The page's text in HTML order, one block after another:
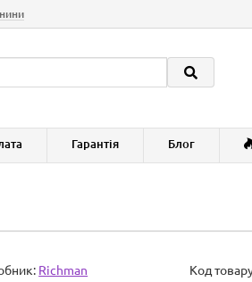
Гарантія Блог
Richman Код